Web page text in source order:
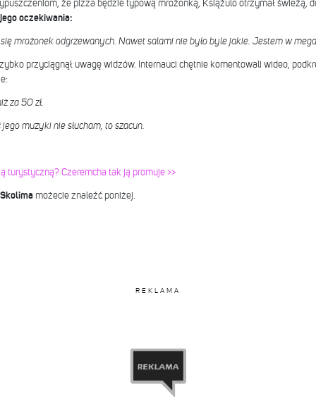
że pizza będzie typową mrożonką, Książulo otrzymał świeżą,
oczekiwania:
się mrożonek odgrzewanych. Nawet salami nie było byle jakie. Jestem w
przyciągnął uwagę widzów. Internauci chętnie komentowali wideo,
za 50 zł.
muzyki nie słucham, to szacun.
turystyczną? Czeremcha tak ją promuje >>
możecie znaleźć poniżej.
REKLAMA